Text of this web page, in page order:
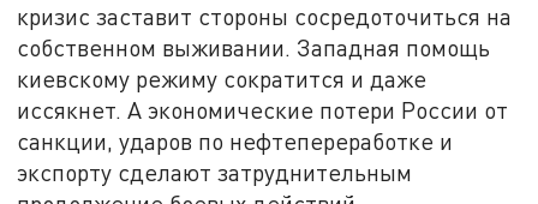
кризис заставит стороны сосредоточиться на
собственном выживании. Западная помощь
киевскому режиму сократится и даже
иссякнет. А экономические потери России от
санкции, ударов по нефтепереработке и
экспорту сделают затруднительным